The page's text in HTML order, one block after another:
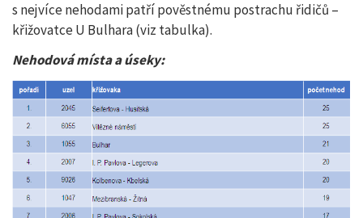
s nejvíce nehodami patří pověstnému postrachu řidičů –
křižovatce U Bulhara (viz tabulka).
Nehodová místa a úseky: